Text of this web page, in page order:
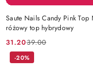
Saute Nails Candy Pink
różowy top hybrydowy
Cena
promocyjna:
31.20
Cena
przed
39.00
-20%